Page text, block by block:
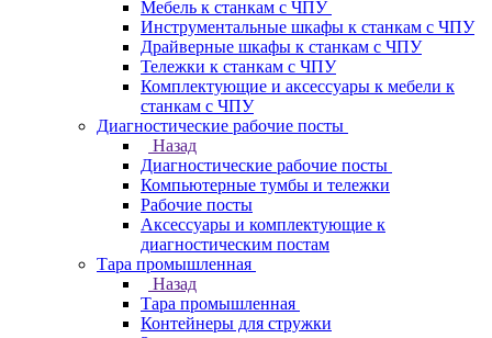
Мебель к станкам с ЧПУ
Инструментальные шкафы к станкам с ЧПУ
Драйверные шкафы к станкам с ЧПУ
Тележки к станкам с ЧПУ
Комплектующие и аксессуары к мебели к
станкам с ЧПУ
Диагностические рабочие посты
Назад
Диагностические рабочие посты
Компьютерные тумбы и тележки
Рабочие посты
Аксессуары и комплектующие к
диагностическим постам
Тара промышленная
Назад
Тара промышленная
Контейнеры для стружки